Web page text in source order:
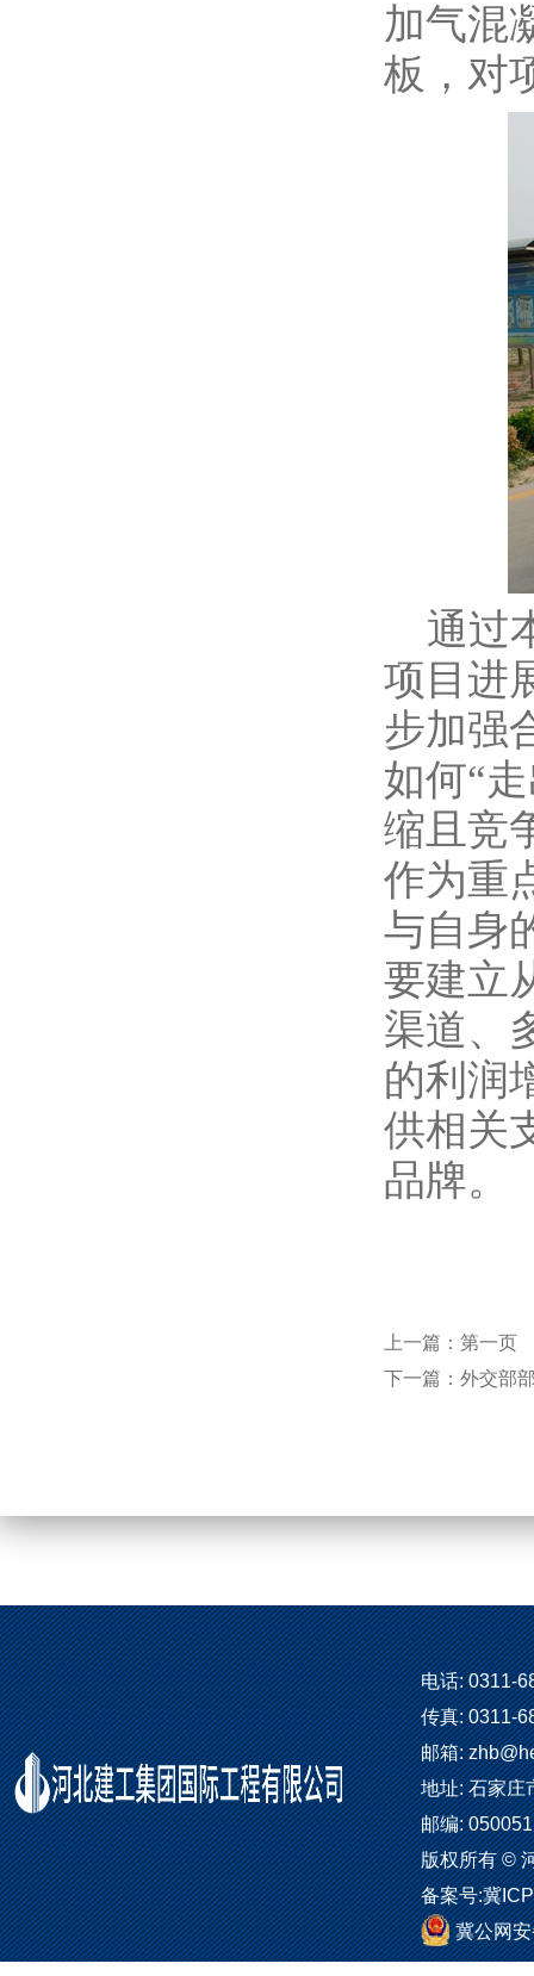
加气混
板，对
通过
项目进
步加强
如何“
缩且竞
作为重
与自身
要建立
渠道、
的利润
供相关
品牌。
上一篇： 第一页
下一篇： 外交部
电话: 0311-
传真: 0311-
邮箱:
地址: 石家庄
邮编: 050051
版权所有 ©
备案号:冀
冀公网